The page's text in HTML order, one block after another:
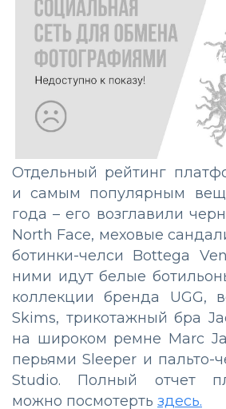
Отдельный рейтинг
и самым популярным
года – его возглавили
North Face, меховые
ботинки-челси Bottega
ними идут белые
коллекции бренда UGG,
Skims, трикотажный бра
на широком ремне Marc
перьями Sleeper и пальто-
Studio. Полный отчет
можно посмотерть здесь.